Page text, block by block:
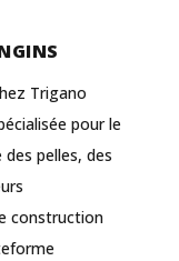
Trigano
pour le
pelles, des
construction